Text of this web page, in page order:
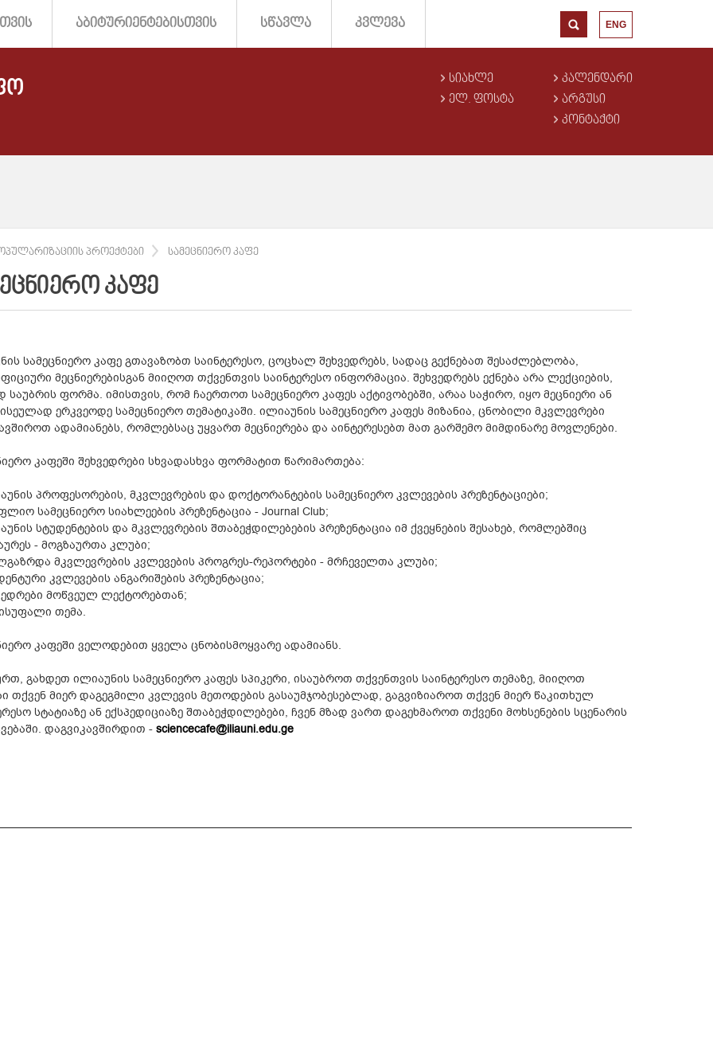
ᲐᲑᲘᲢᲣᲠᲘᲔᲜᲢᲔᲑᲘᲡᲗᲕᲘᲡ ᲡᲬᲐᲕᲚᲐ ᲙᲕᲚᲔᲕᲐ ENG
ᲡᲘᲐᲮᲚᲔ
ᲔᲚ. ᲤᲝᲡᲢᲐ
ᲙᲐᲚᲔᲜᲓᲐᲠᲘ
ᲐᲠᲒᲣᲡᲘ
ᲙᲝᲜᲢᲐᲥᲢᲘ
ᲞᲠᲝᲔᲥᲢᲔᲑᲘ ᲡᲐᲛᲔᲪᲜᲘᲔᲠᲝ ᲙᲐᲤᲔ
ᲙᲐᲤᲔ
სამეცნიერო კაფე გთავაზობთ საინტერესო, ცოცხალ შეხვედრებს, სადაც გექნებათ შესაძლებლობა,
მეცნიერებისგან მიიღოთ თქვენთვის საინტერესო ინფორმაცია. შეხვედრებს ექნება არა ლექციების,
საუბრის ფორმა. იმისთვის, რომ ჩაერთოთ სამეცნიერო კაფეს აქტივობებში, არაა საჭირო, იყო მეცნიერი ან
ერკვეოდე სამეცნიერო თემატიკაში. ილიაუნის სამეცნიერო კაფეს მიზანია, ცნობილი მკვლევრები
ადამიანებს, რომლებსაც უყვართ მეცნიერება და აინტერესებთ მათ გარშემო მიმდინარე მოვლენები.
კაფეში შეხვედრები სხვადასხვა ფორმატით წარიმართება:
პროფესორების, მკვლევრების და დოქტორანტების სამეცნიერო კვლევების პრეზენტაციები;
სამეცნიერო სიახლეების პრეზენტაცია - Journal Club;
სტუდენტების და მკვლევრების შთაბეჭდილებების პრეზენტაცია იმ ქვეყნების შესახებ, რომლებშიც
- მოგზაურთა კლუბი;
მკვლევრების კვლევების პროგრეს-რეპორტები - მრჩეველთა კლუბი;
კვლევების ანგარიშების პრეზენტაცია;
მოწვეულ ლექტორებთან;
თემა.
კაფეში ველოდებით ყველა ცნობისმოყვარე ადამიანს.
გახდეთ ილიაუნის სამეცნიერო კაფეს სპიკერი, ისაუბროთ თქვენთვის საინტერესო თემაზე, მიიღოთ
თქვენ მიერ დაგეგმილი კვლევის მეთოდების გასაუმჯობესებლად, გაგვიზიაროთ თქვენ მიერ წაკითხულ
სტატიაზე ან ექსპედიციაზე შთაბეჭდილებები, ჩვენ მზად ვართ დაგეხმაროთ თქვენი მოხსენების სცენარის
დაგვიკავშირდით - sciencecafe@iliauni.edu.ge